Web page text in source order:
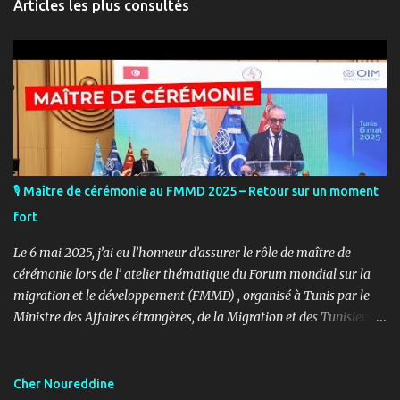
Articles les plus consultés
🎙️ Maître de cérémonie au FMMD 2025 – Retour sur un moment
fort
Le 6 mai 2025, j’ai eu l’honneur d’assurer le rôle de maître de
cérémonie lors de l’ atelier thématique du Forum mondial sur la
migration et le développement (FMMD) , organisé à Tunis par le
Ministre des Affaires étrangères, de la Migration et des Tunisiens à
niveau a rassemblé des diplomates, des experts de la diaspora, des
Cher Noureddine